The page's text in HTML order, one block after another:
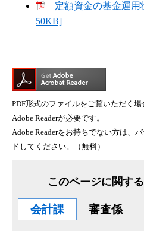
定額資金の基金運用
50KB]
PDF形式のファイルをご覧いただく
Adobe Readerが必要です。
Adobe Readerをお持ちでない方は、
ドしてください。（無料）
このページに関す
会計課 審査係